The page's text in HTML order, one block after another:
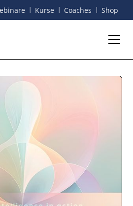
I Kurse I Coaches I Shop